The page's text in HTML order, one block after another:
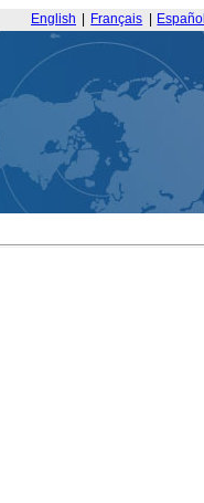
English Français Español